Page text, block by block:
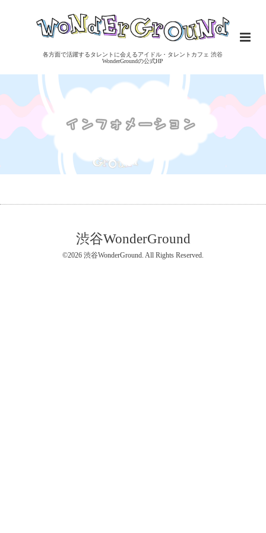
各方面で活躍するタレントに会えるアイドル・タレントカフェ 渋谷
WonderGroundの公式HP
渋谷WonderGround
©2026 渋谷WonderGround . All Rights Reserved.